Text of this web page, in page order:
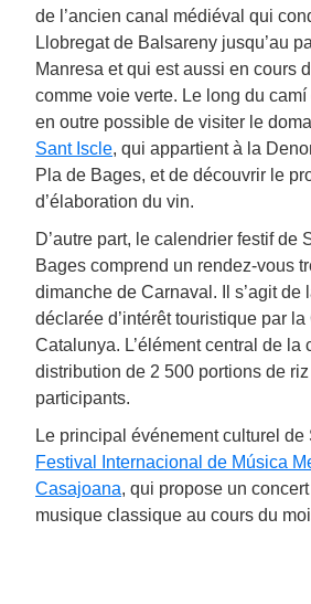
de l’ancien canal médiéval qui
Llobregat de Balsareny jusqu’au
Manresa et qui est aussi en cours
comme voie verte. Le long du
en outre possible de visiter le
Sant Iscle, qui appartient à la
Pla de Bages, et de découvrir le
d’élaboration du vin.
D’autre part, le calendrier festif de
Bages comprend un rendez-vous
dimanche de Carnaval. Il s’agit de
déclarée d’intérêt touristique par
Catalunya. L’élément central de la
distribution de 2 500 portions de
participants.
Le principal événement culturel de
Festival Internacional de Música
Casajoana, qui propose un
musique classique au cours du